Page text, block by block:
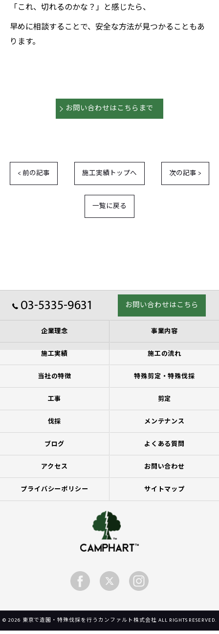
「これ、切れるのかな？」と感じたら、
早めに相談することで、安全な方法が見つかることもあ
ります。
お問い合わせはこちらまで
< 前の記事 施工実績トップへ 次の記事 >
一覧に戻る
03-5335-9631 お問い合わせはこちら
企業理念 事業内容
施工実績 施工の流れ
当社の特徴 特殊剪定・特殊伐採
工事 剪定
伐採 メンテナンス
ブログ よくある質問
アクセス お問い合わせ
プライバシーポリシー サイトマップ
© 2026 東京で造園・特殊伐採を行うカンファルト株式会社 ALL RIGHTS RESERVED.